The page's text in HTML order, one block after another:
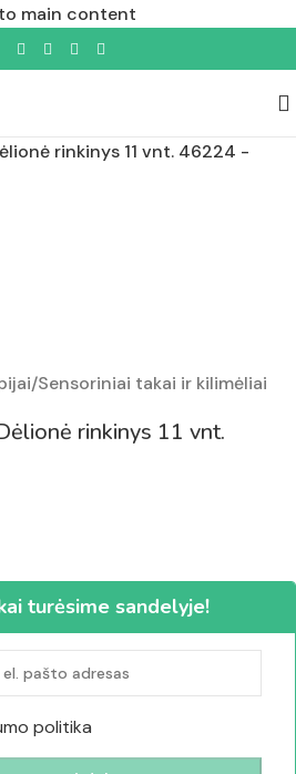
main content
/Sensoriniai takai ir kilimėliai
rinkinys 11 vnt.
turėsime sandelyje!
politika